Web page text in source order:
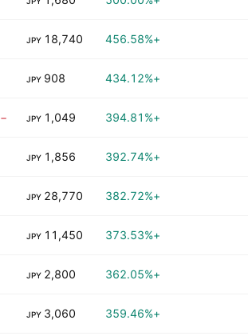
+456.58%
18,740
JPY
+434.12%
908
JPY
+394.81%
1,049
JPY
−16.61%
+392.74%
1,856
JPY
+382.72%
28,770
JPY
+373.53%
11,450
JPY
+362.05%
2,800
JPY
+359.46%
3,060
JPY